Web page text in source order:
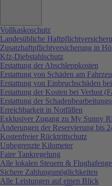
Vollkaskoschutz
Landesübliche
Zusatzhaftpflichtversicherung in
Kfz-Diebstahlschutz
Erstattung der Abschleppkosten
Erstattung von Schäden am
Erstattung von Einbruchschäden
Erstattung der Kosten bei Verlust
Erstattung der
Erreichbarkeit in Notfällen
Exklusiver Zugang zu My Sunny
Änderungen der Reservierung bis
Kostenfreier Rücktrittschutz
Unbegrenzte Kilometer
Faire Tankregelung
Alle lokalen Steuern &
Sichere Zahlungsmöglichkeiten
Alle Leistungen auf einen Blick